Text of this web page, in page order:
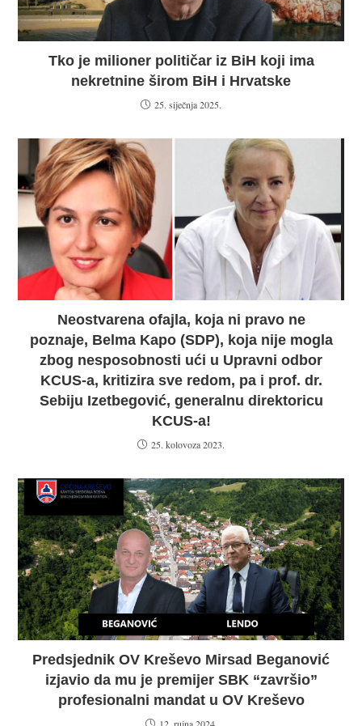
Tko je milioner političar iz BiH koji ima
nekretnine širom BiH i Hrvatske
25. siječnja 2025.
Neostvarena ofajla, koja ni pravo ne
poznaje, Belma Kapo (SDP), koja nije mogla
zbog nesposobnosti ući u Upravni odbor
KCUS-a, kritizira sve redom, pa i prof. dr.
Sebiju Izetbegović, generalnu direktoricu
KCUS-a!
25. kolovoza 2023.
Predsjednik OV Kreševo Mirsad Beganović
izjavio da mu je premijer SBK “završio”
profesionalni mandat u OV Kreševo